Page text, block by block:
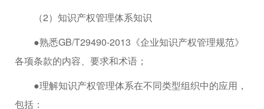
（2）知识产权管理体系知识
●熟悉GB/T29490-2013《企业知识产权管理规范》
各项条款的内容、要求和术语；
●理解知识产权管理体系在不同类型组织中的应用，
包括：